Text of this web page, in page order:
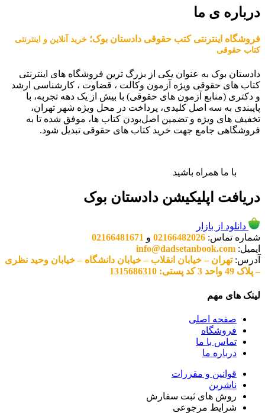
درباره ی ما
فروشگاه اینترنتی کتب حقوقی دادستان بوک؛ خرید آنلاین و اینترنتی
کتاب حقوقی
دادستان بوک به عنوان یکی از بزرگ ترین فروشگاه های اینترنتی
کتاب های حقوقی ویژه آزمون وکالت ، قضاوت ، کارشناسی ارشد
و دکتری (منابع آزمون های حقوقی) با بیش از یک دهه تجربه، با
پایبندی به سه اصل کلیدی، پرداخت در محل ویژه شهر تهران،
تخفیف های ویژه و تضمین اصل‌بودن کتاب ها، موفق شده تا به
فروشگاهی جامع جهت خرید کتاب های حقوقی تبدیل شود.
با ما همراه باشید
دریافت اپلیکیشن دادستان بوک
دانلود از بازار
شماره تماس: 02166482026 و 02166481671
ایمیل: info@dadsetanbook.com
آدرس:تهران – خیابان انقلاب – خیابان دانشگاه – خیابان وحید نظری
– پلاک 49 واحد 3 کد پستی: 1315686310
لینک های مهم
صفحه اصلی
فروشگاه
تماس با ما
درباره ما
قوانین و مقررات
ناشرین
روش های ثبت سفارش
شرایط مرجوعی